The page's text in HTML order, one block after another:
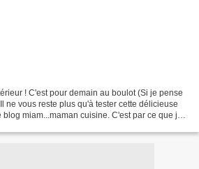
! C'est pour demain au boulot (Si je pense
ne vous reste plus qu'à tester cette délicieuse
miam...maman cuisine. C'est par ce que je